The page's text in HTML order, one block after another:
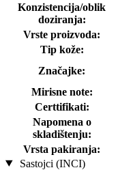
Konzistencija/oblik
doziranja:
Vrste proizvoda:
Tip kože:
Značajke:
Mirisne note:
Certtifikati:
Napomena o
skladištenju:
Vrsta pakiranja:
Sastojci (INCI)